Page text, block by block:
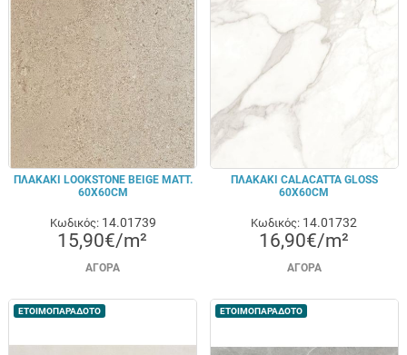
ΠΛΑΚΑΚΙ LOOKSTONE BEIGE MATT.
60X60CM
Κωδικός: 14.01739
15,90€/m²
ΑΓΟΡΆ
ΠΛΑΚΑΚΙ CALACATTA GLOSS
60X60CM
Κωδικός: 14.01732
16,90€/m²
ΑΓΟΡΆ
ΕΤΟΙΜΟΠΑΡΑΔΟΤΟ ΕΤΟΙΜΟΠΑΡΑΔΟΤΟ